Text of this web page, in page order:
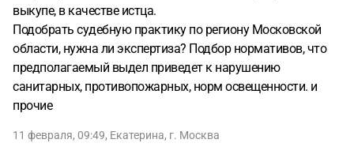
выкупе, в качестве истца.
Подобрать судебную практику по региону Московской
области, нужна ли экспертиза? Подбор нормативов, что
предполагаемый выдел приведет к нарушению
санитарных, противопожарных, норм освещенности. и
прочие
11 февраля, 09:49, Екатерина, г. Москва